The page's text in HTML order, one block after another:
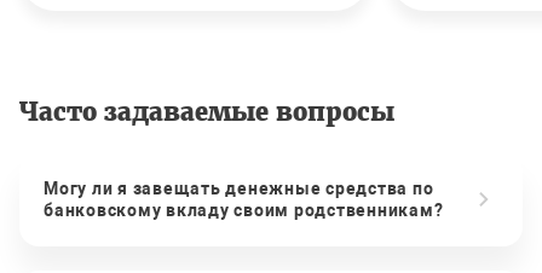
Часто задаваемые вопросы
Могу ли я завещать денежные средства по
банковскому вкладу своим родственникам?